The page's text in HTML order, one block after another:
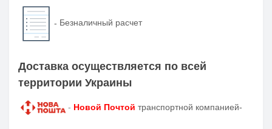
- Безналичный расчет
Доставка осуществляется по всей
территории Украины
- Новой Почтой транспортной компанией-